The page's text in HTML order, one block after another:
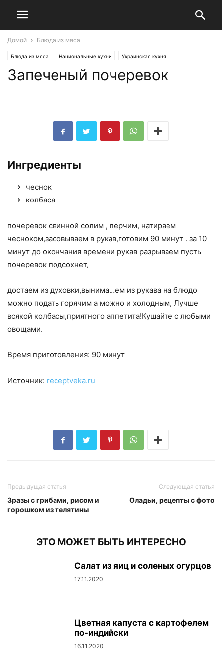
Домой Блюда из мяса
Блюда из мяса Национальные кухни Украинская кухня
Запеченый почеревок
Ингредиенты
чеснок
колбаса
почеревок свинной солим , перчим, натираем
чесноком,засовываем в рукав,готовим 90 минут . за 10
минут до окончания времени рукав разрываем пусть
почеревок подсохнет,
достаем из духовки,вынима…ем из рукава на блюдо
можно подать горячим а можно и холодным, Лучше
всякой колбасы,приятного аппетита!Кушайте с любыми
овощами.
Время приготовления: 90 минут
Источник: receptveka.ru
Предыдущая статья
Зразы с грибами, рисом и
горошком из телятины
Следующая статья
Оладьи, рецепты с фото
ЭТО МОЖЕТ БЫТЬ ИНТЕРЕСНО
Салат из яиц и соленых огурцов
17.11.2020
Цветная капуста с картофелем
по-индийски
16.11.2020